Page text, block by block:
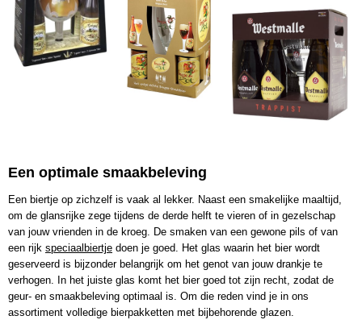
Een optimale smaakbeleving
Een biertje op zichzelf is vaak al lekker. Naast een smakelijke maaltijd,
om de glansrijke zege tijdens de derde helft te vieren of in gezelschap
van jouw vrienden in de kroeg. De smaken van een gewone pils of van
een rijk speciaalbiertje doen je goed. Het glas waarin het bier wordt
geserveerd is bijzonder belangrijk om het genot van jouw drankje te
verhogen. In het juiste glas komt het bier goed tot zijn recht, zodat de
geur- en smaakbeleving optimaal is. Om die reden vind je in ons
assortiment volledige bierpakketten met bijbehorende glazen.